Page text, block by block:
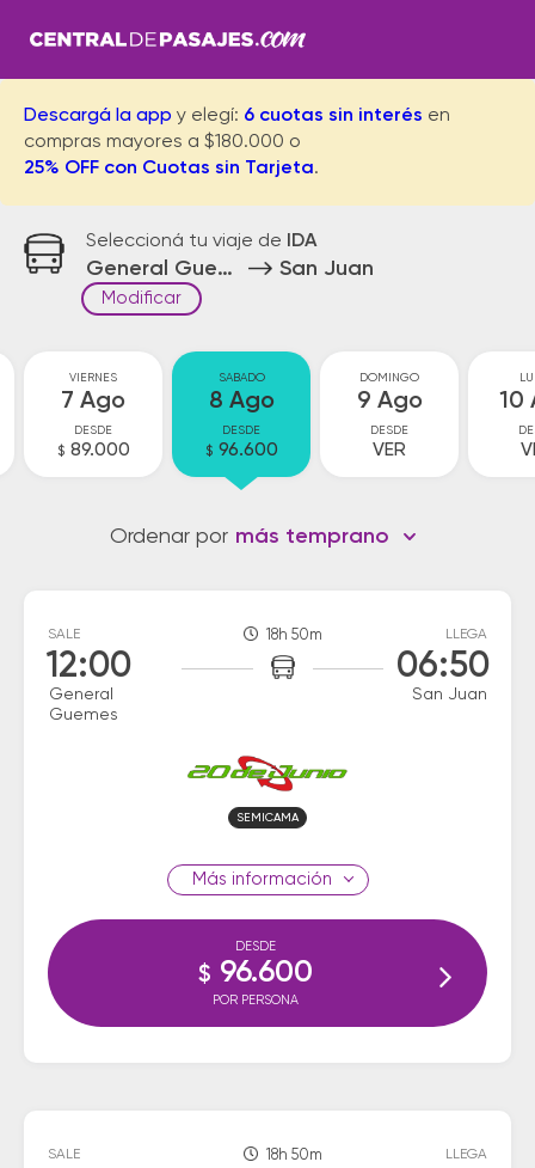
Descargá la app y elegí: 6 cuotas sin interés en
compras mayores a $180.000 o
25% OFF con Cuotas sin Tarjeta.
Seleccioná tu viaje de IDA
General Guemes San Juan
Modificar
VIERNES
7 Ago
DESDE
$ 89.000
SABADO
8 Ago
DESDE
$ 96.600
DOMINGO
9 Ago
DESDE
VER
10
Ordenar por más temprano
SALE
12:00
General
Guemes
18h 50m LLEGA
06:50
San Juan
SEMICAMA
información
DESDE
$ 96.600
POR PERSONA
SALE 18h 50m LLEGA